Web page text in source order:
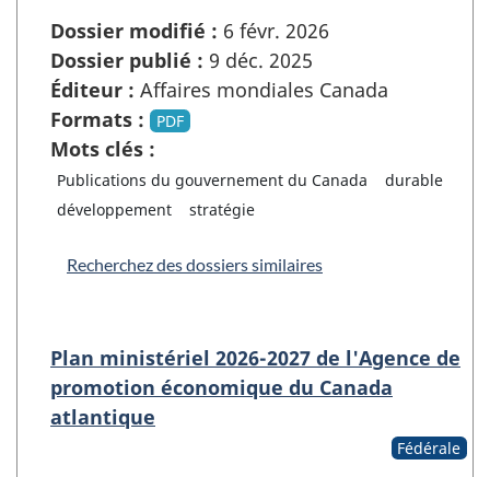
Dossier modifié : 6 févr. 2026
Dossier publié : 9 déc. 2025
Éditeur : Affaires mondiales Canada
Formats :
PDF
Mots clés :
Publications du gouvernement du Canada
durable
développement
stratégie
Recherchez des dossiers similaires
Plan ministériel 2026-2027 de l'Agence de
promotion économique du Canada
atlantique
Fédérale